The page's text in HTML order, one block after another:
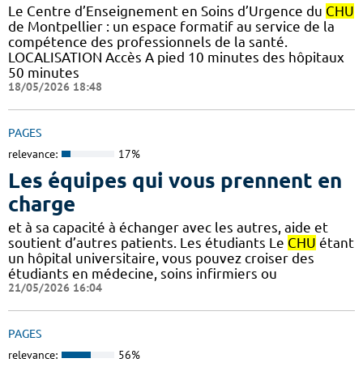
Le Centre d’Enseignement en Soins d’Urgence du CHU
de Montpellier : un espace formatif au service de la
compétence des professionnels de la santé.
LOCALISATION Accès A pied 10 minutes des hôpitaux
50 minutes
18/05/2026 18:48
PAGES
relevance: 17%
Les équipes qui vous prennent en
charge
et à sa capacité à échanger avec les autres, aide et
soutient d’autres patients. Les étudiants Le CHU étant
un hôpital universitaire, vous pouvez croiser des
étudiants en médecine, soins infirmiers ou
21/05/2026 16:04
PAGES
relevance: 56%